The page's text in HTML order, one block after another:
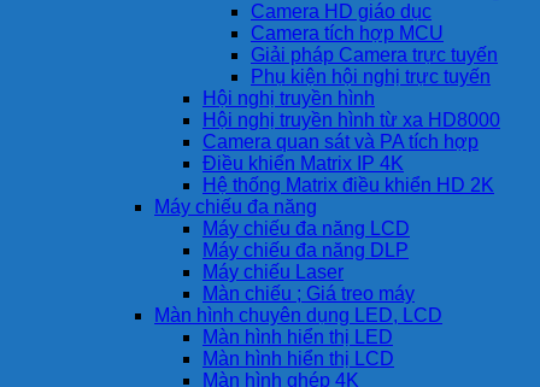
Camera HD giáo dục
Camera tích hợp MCU
Giải pháp Camera trực tuyến
Phụ kiện hội nghị trực tuyến
Hội nghị truyền hình
Hội nghị truyền hình từ xa HD8000
Camera quan sát và PA tích hợp
Điều khiển Matrix IP 4K
Hệ thống Matrix điều khiển HD 2K
Máy chiếu đa năng
Máy chiếu đa năng LCD
Máy chiếu đa năng DLP
Máy chiếu Laser
Màn chiếu ; Giá treo máy
Màn hình chuyên dụng LED, LCD
Màn hình hiển thị LED
Màn hình hiển thị LCD
Màn hình ghép 4K